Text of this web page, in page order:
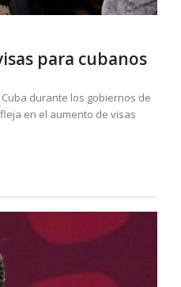
para cubanos
durante los gobiernos de
en el aumento de visas